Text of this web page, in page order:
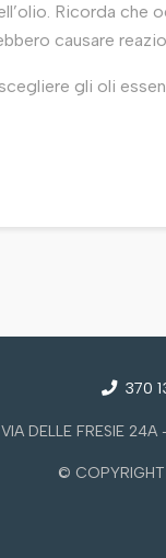
Ricorda che
causare
gli oli
370
VIA DELLE FRESIE
© COPYRIGHT